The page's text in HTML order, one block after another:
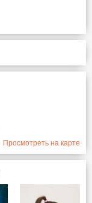
Просмотреть на карте